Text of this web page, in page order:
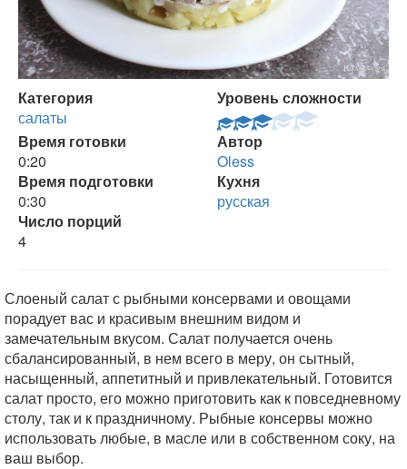
Категория
салаты
Уровень сложности
Время готовки
0:20
Автор
Oless
Время подготовки
0:30
Кухня
русская
Число порций
4
Слоеный салат с рыбными консервами и овощами
порадует вас и красивым внешним видом и
замечательным вкусом. Салат получается очень
сбалансированный, в нем всего в меру, он сытный,
насыщенный, аппетитный и привлекательный. Готовится
салат просто, его можно приготовить как к повседневному
столу, так и к праздничному. Рыбные консервы можно
использовать любые, в масле или в собственном соку, на
ваш выбор.